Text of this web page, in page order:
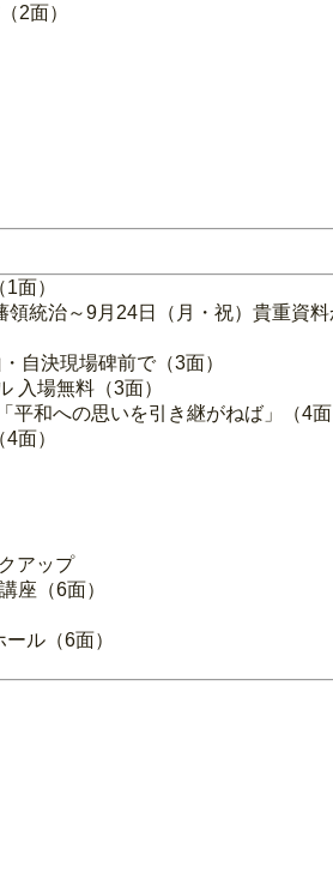
2面）
面）
統治～9月24日（月・祝）貴重資
自決現場碑前で（3面）
入場無料（3面）
和への思いを引き継がねば」（4面
面）
アップ
座（6面）
ル（6面）